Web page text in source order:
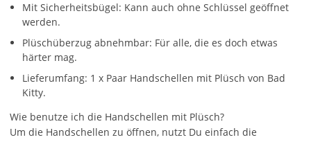
Mit Sicherheitsbügel: Kann auch ohne Schlüssel geöffnet
werden.
Plüschüberzug abnehmbar: Für alle, die es doch etwas
härter mag.
Lieferumfang: 1 x Paar Handschellen mit Plüsch von Bad
Kitty.
Wie benutze ich die Handschellen mit Plüsch?
Um die Handschellen zu öffnen, nutzt Du einfach die